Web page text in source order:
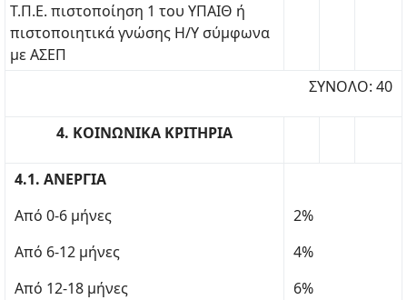
Τ.Π.Ε. πιστοποίηση 1 του ΥΠΑΙΘ ή
πιστοποιητικά γνώσης Η/Υ σύμφωνα
με ΑΣΕΠ
ΣΥΝΟΛΟ: 40
4. KOIΝΩΝΙΚΑ KPITHPIA
4.1. ΑΝΕΡΓΙΑ
Από 0-6 μήνες
Από 6-12 μήνες
Από 12-18 μήνες
2%
4%
6%